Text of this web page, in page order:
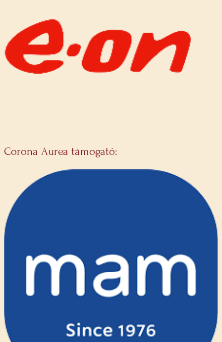
Corona Aurea támogató: